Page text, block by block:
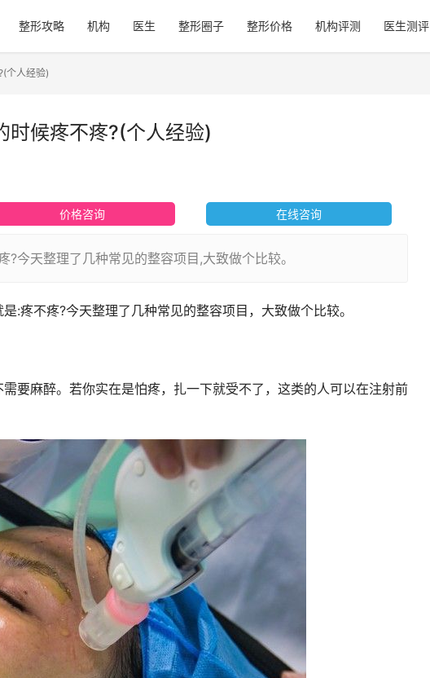
整形攻略 机构 医生 整形圈子 整形价格 机构评测 医生测评
个人经验)
时候疼不疼?(个人经验)
价格咨询 在线咨询
今天整理了几种常见的整容项目,大致做个比较。
:疼不疼?今天整理了几种常见的整容项目，大致做个比较。
要麻醉。若你实在是怕疼，扎一下就受不了，这类的人可以在注射前